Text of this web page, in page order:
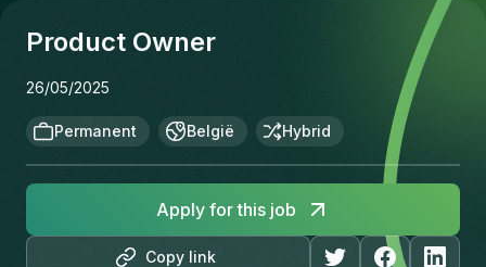
Product Owner
26/05/2025
Permanent België Hybrid
Copy link
Apply for this job